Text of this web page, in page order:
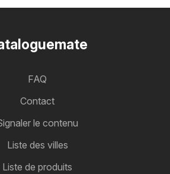
FAQ
Contact
le contenu
Liste des villes
Liste de produits